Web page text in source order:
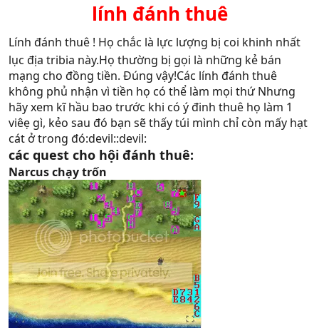
lính đánh thuê
Lính đánh thuê ! Họ chắc là lực lượng bị coi khinh nhất
lục địa tribia này.Họ thường bị gọi là những kẻ bán
mạng cho đồng tiền. Đúng vậy!Các lính đánh thuê
không phủ nhận vì tiền họ có thể làm mọi thứ Nhưng
hãy xem kĩ hầu bao trước khi có ý đinh thuê họ làm 1
viêẹ gì, kẻo sau đó bạn sẽ thấy túi mình chỉ còn mấy hạt
cát ở trong đó:devil::devil:
các quest cho hội đánh thuê:
Narcus chạy trốn